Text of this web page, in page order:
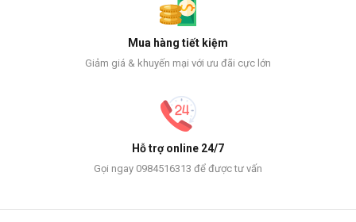
Mua hàng tiết kiệm
Giảm giá & khuyến mại với ưu đãi cực lớn
Hỗ trợ online 24/7
Gọi ngay 0984516313 để được tư vấn